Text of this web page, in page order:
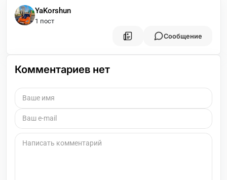
YaKorshun
1 пост
Сообщение
Комментариев нет